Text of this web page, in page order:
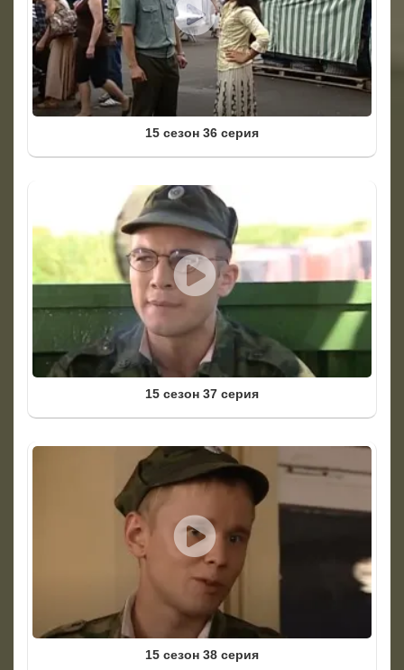
15 сезон 36 серия
15 сезон 37 серия
15 сезон 38 серия